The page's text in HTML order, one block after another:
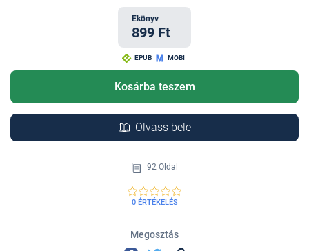
Ekönyv
899 Ft
EPUB MOBI
Kosárba teszem
Olvass bele
92 Oldal
0 ÉRTÉKELÉS
Megosztás